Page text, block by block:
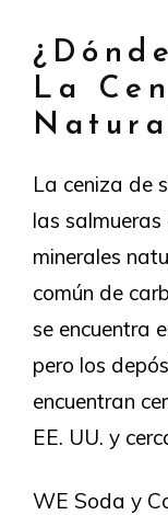
La
La ceniza de
las
minerales
común de
se encuentra
pero los
encuentran
EE. UU. y
WE Soda y